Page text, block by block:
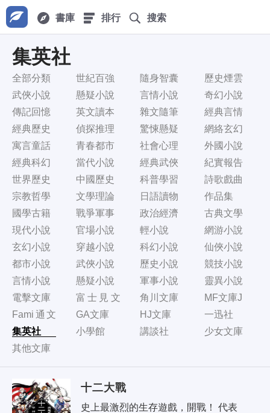
書庫 排行 搜索
集英社
全部分類 世紀百強 隨身智囊
歷史煙雲
武俠小說
懸疑小說 言情小說
奇幻小說
傳記回憶
英文讀本 雜文隨筆
經典言情
經典歷史
偵探推理 驚悚懸疑
網絡玄幻
寓言童話
青春都市 社會心理
外國小說
經典科幻
當代小說 經典武俠
紀實報告
世界歷史
中國歷史 科普學習
詩歌戲曲
宗教哲學
文學理論 日語讀物
作品集
國學古籍
戰爭軍事 政治經濟
古典文學
現代小說
官場小說 輕小說
網游小說
玄幻小說
穿越小說 科幻小說
仙俠小說
都市小說
武俠小說 歷史小說
競技小說
言情小說
懸疑小說 軍事小說
靈異小說
電擊文庫
富士見文
庫
角川文庫
MF文庫J
Fami通文
庫
GA文庫 HJ文庫
一迅社
集英社
小學館 講談社
少女文庫
其他文庫
十二大戰
史上最激烈的生存遊戲，開戰！ 代表